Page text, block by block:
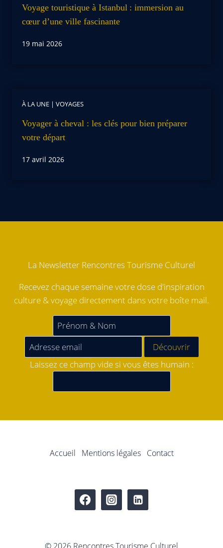
Voyage touristique à Istanbul : immersion au
cœur d’une ville fascinante
19 mai 2026
À LA UNE | VOYAGES
Voyager à cheval : les clés pour bien préparer
votre départ
17 avril 2026
La Newsletter Rencontres Tourisme Culturel
Recevez chaque semaine votre dose d'inspiration
culture & voyage directement dans votre boîte mail.
Laissez ce champ vide si vous êtes humain :
Accueil Mentions légales Contact